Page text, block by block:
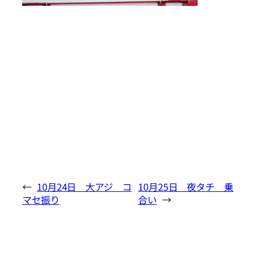
← 10月24日 大アジ コ
マセ振り
10月25日 夜タチ 乗
合い →